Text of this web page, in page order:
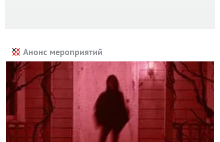
Анонс мероприятий